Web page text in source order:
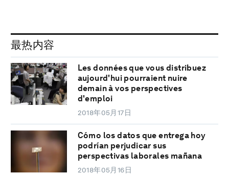
最热内容
Les données que vous distribuez
aujourd'hui pourraient nuire
demain à vos perspectives
d'emploi
2018年05月17日
Cómo los datos que entrega hoy
podrían perjudicar sus
perspectivas laborales mañana
2018年05月16日